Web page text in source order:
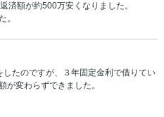
済額が約500万安くなりました。
。
たのですが、３年固定金利で借りてい
が変わらずできました。